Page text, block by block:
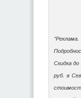
Скидка
руб. в